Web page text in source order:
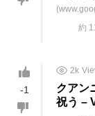
約
2k
クアン
祝う –
-1